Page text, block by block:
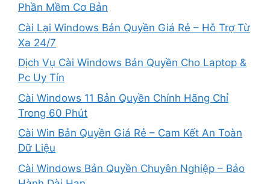
Phần Mềm Cơ Bản
Cài Lại Windows Bản Quyền Giá Rẻ – Hỗ Trợ Từ
Xa 24/7
Dịch Vụ Cài Windows Bản Quyền Cho Laptop &
Pc Uy Tín
Cài Windows 11 Bản Quyền Chính Hãng Chỉ
Trong 60 Phút
Cài Win Bản Quyền Giá Rẻ – Cam Kết An Toàn
Dữ Liệu
Cài Windows Bản Quyền Chuyên Nghiệp – Bảo